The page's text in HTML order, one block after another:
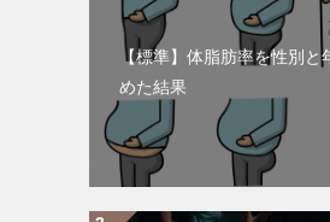
【標準】体脂肪率を性別と
めた結果